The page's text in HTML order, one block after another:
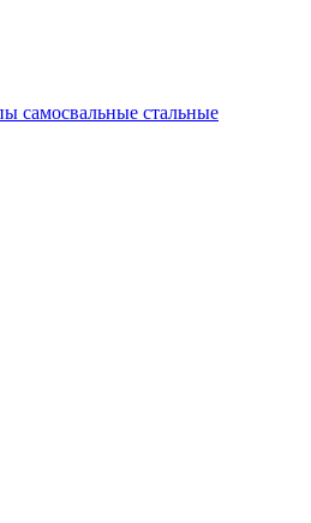
самосвальные стальные